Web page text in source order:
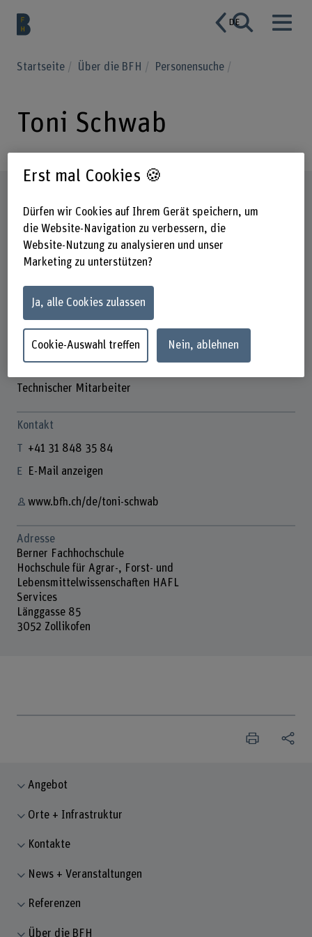
DE
Startseite Über die BFH Personensuche
Toni Schwab
Technischer Mitarbeiter
Kontakt
+41 31 848 35 84
E-Mail anzeigen
www.bfh.ch/de/toni-schwab
Adresse
Berner Fachhochschule
Hochschule für Agrar-, Forst- und
Lebensmittelwissenschaften HAFL
Services
Länggasse 85
3052 Zollikofen
Angebot
Orte + Infrastruktur
Kontakte
News + Veranstaltungen
Referenzen
Über die BFH
Erst mal Cookies 🍪
Dürfen wir Cookies auf Ihrem Gerät speichern, um
die Website-Navigation zu verbessern, die
Website-Nutzung zu analysieren und unser
Marketing zu unterstützen?
Ja, alle Cookies zulassen
Cookie-Auswahl treffen Nein, ablehnen